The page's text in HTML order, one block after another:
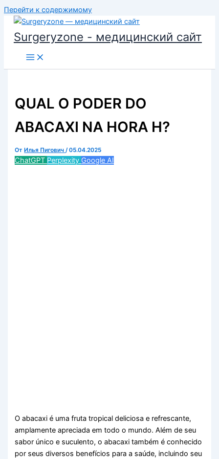
Перейти к содержимому
Surgeryzone - медицинский сайт
QUAL O PODER DO
ABACAXI NA HORA H?
От Илья Пигович/05.04.2025
ChatGPT Perplexity Google AI
O abacaxi é uma fruta tropical deliciosa e refrescante,
amplamente apreciada em todo o mundo. Além de seu
sabor único e suculento, o abacaxi também é conhecido
por seus diversos benefícios para a saúde, incluindo seu